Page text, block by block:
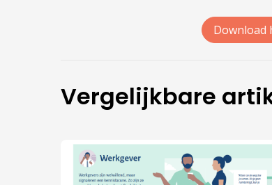
Download
Vergelijkbare